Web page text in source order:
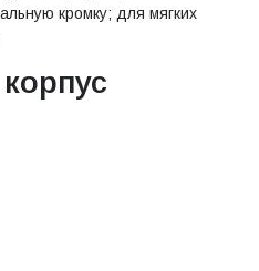
кромку; для мягких